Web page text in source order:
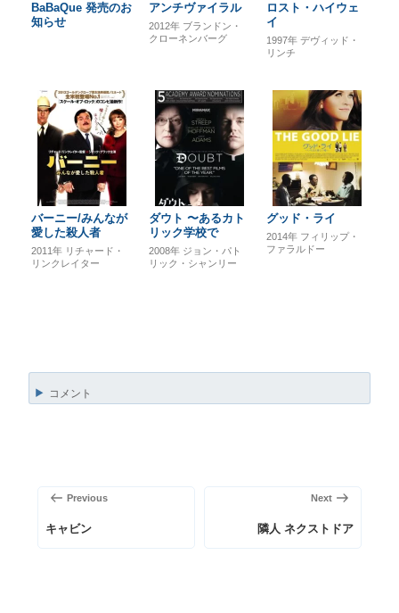
BaBaQue 発売のお
知らせ
アンチヴァイラル
2012年 ブランドン・
クローネンバーグ
ロスト・ハイウェ
イ
1997年デヴィッド・
リンチ
バーニー/みんなが
愛した殺人者
2011年 リチャード・
リンクレイター
ダウト 〜あるカト
リック学校で
2008年 ジョン・パト
リック・シャンリー
グッド・ライ
2014年 フィリップ・
ファラルドー
コメント
前
の
Previous
キャビン
の
Next
隣人 ネクストドア